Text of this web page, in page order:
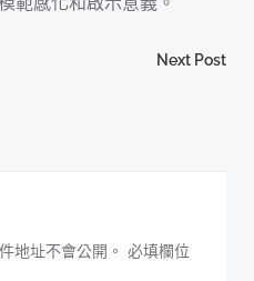
Next Post
地址不會公開。 必填欄位